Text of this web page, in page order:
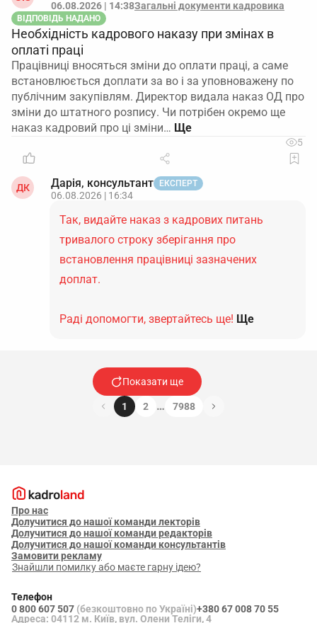
06.08.2026 | 14:38Загальні документи кадровика
ВІДПОВІДЬ НАДАНО
Необхідність кадрового наказу при змінах в
оплаті праці
Працівниці вносяться зміни до оплати праці, а саме
встановлюється доплати за во і за уповноважену по
публічним закупівлям. Директор видала наказ ОД про
зміни до штатного розпису. Чи потрібен окремо ще
наказ кадровий про ці зміни…
5
ДК Дарія, консультант ЕКСПЕРТ
06.08.2026 | 16:34
Так, видайте наказ з кадрових питань
тривалого строку зберігання про
встановлення працівниці зазначених
доплат.
Раді допомогти, звертайтесь ще! Ще
Показати ще
1 2 … 7988
Про нас
Долучитися до нашої команди лекторів
Долучитися до нашої команди редакторів
Долучитися до нашої команди консультантів
Замовити рекламу
Знайшли помилку або маєте гарну ідею?
Телефон
0 800 607 507 (безкоштовно по Україні)+380 67 008 70 55
Адреса: 04112 м. Київ, вул. Олени Теліги, 4